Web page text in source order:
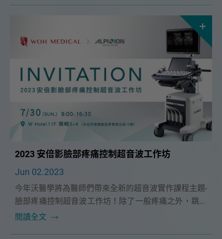
2023 安倍影臉部疼痛控制超音波工作坊
Jun 02.2023
今年沃醫學將為醫師們帶來全新的超音波實作課程主題-
臉部疼痛控制超音波工作坊！除了一般疼痛之外，跳脫
傳統熟悉領域， 臉部區域精細又複雜的肌肉、神經、血
閱讀全文